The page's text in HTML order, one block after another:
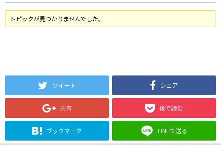
トピックが見つかりませんでした。
ツイート シェア
共有 後で読む
ブックマーク LINEで送る